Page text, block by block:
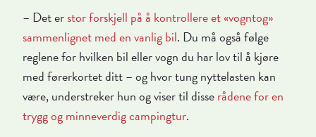
– Det erstor forskjell på å kontrollere et «vogntog»
sammenlignet med en vanlig bil. Du må også følge
reglene for hvilken bil eller vogn du har lov til å kjøre
med førerkortet ditt – og hvor tung nyttelasten kan
være, understreker hun og viser til disserådene for en
trygg og minneverdig campingtur.